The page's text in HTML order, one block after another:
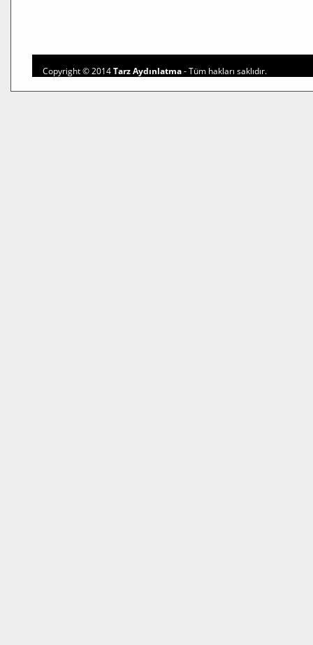
Copyright © 2014Tarz Aydınlatma- Tüm hakları saklıdır.